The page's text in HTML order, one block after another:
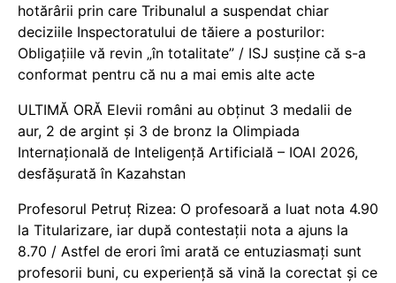
hotărârii prin care Tribunalul a suspendat chiar
deciziile Inspectoratului de tăiere a posturilor:
Obligațiile vă revin „în totalitate” / ISJ susține că s-a
conformat pentru că nu a mai emis alte acte
ULTIMĂ ORĂ Elevii români au obținut 3 medalii de
aur, 2 de argint și 3 de bronz la Olimpiada
Internațională de Inteligență Artificială – IOAI 2026,
desfășurată în Kazahstan
Profesorul Petruț Rizea: O profesoară a luat nota 4.90
la Titularizare, iar după contestații nota a ajuns la
8.70 / Astfel de erori îmi arată ce entuziasmați sunt
profesorii buni, cu experiență să vină la corectat și ce